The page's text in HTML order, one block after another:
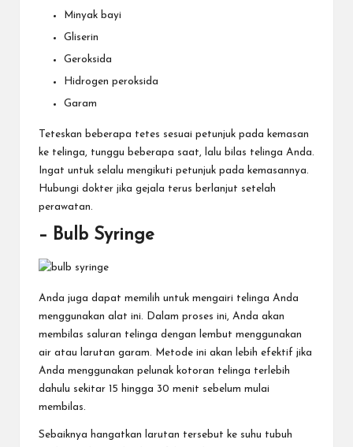
Minyak bayi
Gliserin
Geroksida
Hidrogen peroksida
Garam
Teteskan beberapa tetes sesuai petunjuk pada kemasan
ke telinga, tunggu beberapa saat, lalu bilas telinga Anda.
Ingat untuk selalu mengikuti petunjuk pada kemasannya.
Hubungi dokter jika gejala terus berlanjut setelah
perawatan.
– Bulb Syringe
Anda juga dapat memilih untuk mengairi telinga Anda
menggunakan alat ini. Dalam proses ini, Anda akan
membilas saluran telinga dengan lembut menggunakan
air atau larutan garam. Metode ini akan lebih efektif jika
Anda menggunakan pelunak kotoran telinga terlebih
dahulu sekitar 15 hingga 30 menit sebelum mulai
membilas.
Sebaiknya hangatkan larutan tersebut ke suhu tubuh